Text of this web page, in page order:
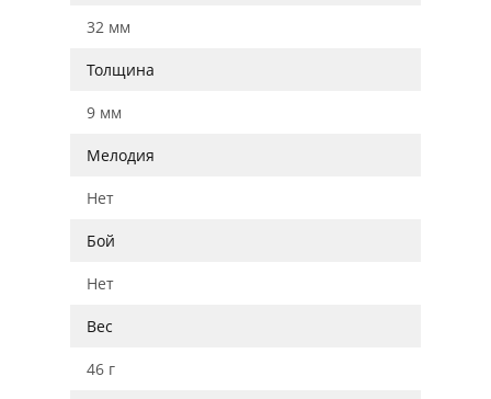
32 мм
Толщина
9 мм
Мелодия
Нет
Бой
Нет
Вес
46 г